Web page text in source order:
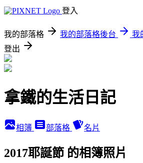
登入
我的部落格 我的部落格後台
我
登出
拿鐵的生活日記
相簿 部落格 名片
2017耶誕節 的相簿照片